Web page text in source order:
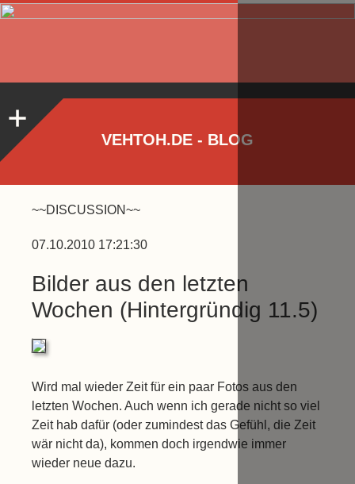
VEHTOH.DE - BLOG
~~DISCUSSION~~
07.10.2010 17:21:30
Bilder aus den letzten
Wochen (Hintergründig 11.5)
Wird mal wieder Zeit für ein paar Fotos aus den
letzten Wochen. Auch wenn ich gerade nicht so viel
Zeit hab dafür (oder zumindest das Gefühl, die Zeit
wär nicht da), kommen doch irgendwie immer
wieder neue dazu.